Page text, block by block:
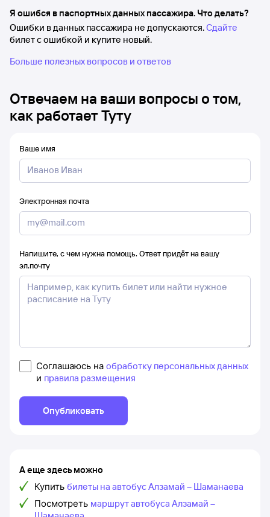
Я ошибся в паспортных данных пассажира. Что делать?
Ошибки в данных пассажира не допускаются.Сдайте
билет с ошибкой и купите новый.
Больше полезных вопросов и ответов
Отвечаем на ваши вопросы о том,
как работает Туту
Ваше имя
Электронная почта
Напишите, с чем нужна помощь. Ответ придёт на вашу
эл.почту
Соглашаюсь на обработку персональных данных
и правила размещения
Опубликовать
А еще здесь можно
Купить билеты на автобус Алзамай – Шаманаева
Посмотреть маршрут автобуса Алзамай –